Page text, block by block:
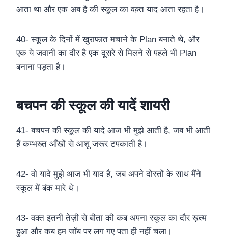
आता था और एक अब है की स्कूल का वक़्त याद आता रहता है।
40- स्कूल के दिनों में खुराफात मचाने के Plan बनाते थे, और
एक ये जवानी का दौर है एक दूसरे से मिलने से पहले भी Plan
बनाना पड़ता है।
बचपन की स्कूल की यादें शायरी
41- बचपन की स्कूल की यादे आज भी मुझे आती है, जब भी आती
हैं कम्भख्त आँखों से आशू जरूर टपकाती है।
42- वो यादे मुझे आज भी याद है, जब अपने दोस्तों के साथ मैंने
स्कूल में बंक मारे थे।
43- वक्त इतनी तेज़ी से बीता की कब अपना स्कूल का दौर ख़त्म
हुआ और कब हम जॉब पर लग गए पता ही नहीं चला।